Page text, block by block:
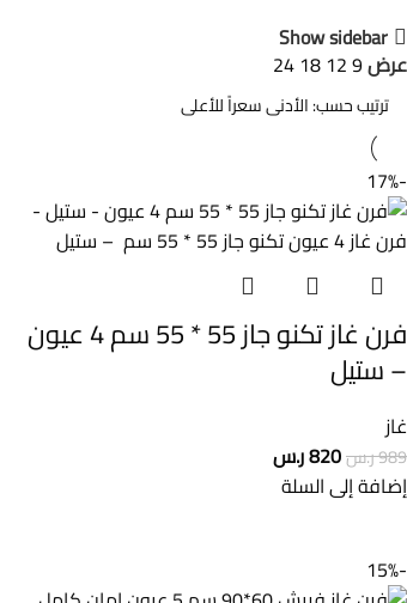
Show sidebar
عرض9
12
18
24
-17%
فرن غاز تكنو جاز 55 * 55 سم 4 عيون
– ستيل
غاز
989ر.س820ر.س
إضافة إلى السلة
-15%